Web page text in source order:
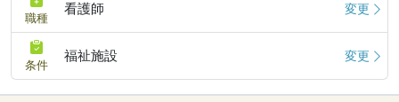
職種
看護師 変更
条件
福祉施設 変更